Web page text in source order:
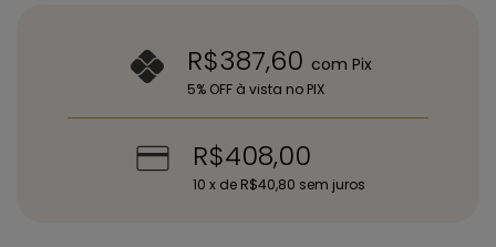
R$387,60 com Pix
5% OFF à vista no PIX
R$408,00
10 x de R$40,80 sem juros